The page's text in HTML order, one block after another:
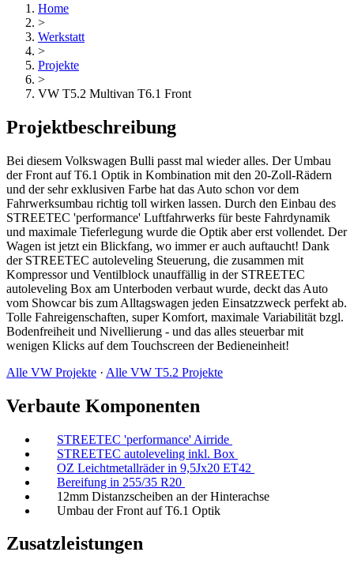
Home
>
Werkstatt
>
Projekte
>
VW T5.2 Multivan T6.1 Front
Projektbeschreibung
Bei diesem Volkswagen Bulli passt mal wieder alles. Der Umbau
der Front auf T6.1 Optik in Kombination mit den 20-Zoll-Rädern
und der sehr exklusiven Farbe hat das Auto schon vor dem
Fahrwerksumbau richtig toll wirken lassen. Durch den Einbau des
STREETEC 'performance' Luftfahrwerks für beste Fahrdynamik
und maximale Tieferlegung wurde die Optik aber erst vollendet. Der
Wagen ist jetzt ein Blickfang, wo immer er auch auftaucht! Dank
der STREETEC autoleveling Steuerung, die zusammen mit
Kompressor und Ventilblock unauffällig in der STREETEC
autoleveling Box am Unterboden verbaut wurde, deckt das Auto
vom Showcar bis zum Alltagswagen jeden Einsatzzweck perfekt ab.
Tolle Fahreigenschaften, super Komfort, maximale Variabilität bzgl.
Bodenfreiheit und Nivellierung - und das alles steuerbar mit
wenigen Klicks auf dem Touchscreen der Bedieneinheit!
Alle VW Projekte · Alle VW T5.2 Projekte
Verbaute Komponenten
STREETEC 'performance' Airride
STREETEC autoleveling inkl. Box
OZ Leichtmetallräder in 9,5Jx20 ET42
Bereifung in 255/35 R20
12mm Distanzscheiben an der Hinterachse
Umbau der Front auf T6.1 Optik
Zusatzleistungen